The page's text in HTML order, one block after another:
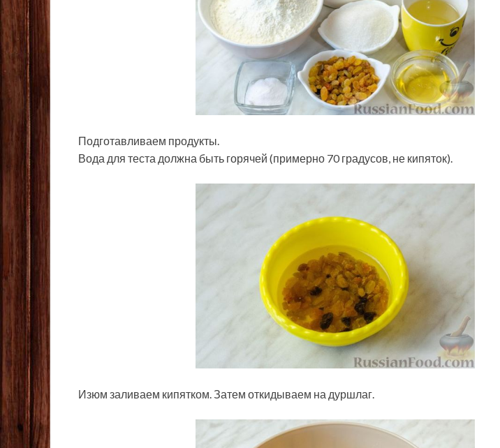
Подготавливаем продукты.
Вода для теста должна быть горячей (примерно 70 градусов, не кипяток).
Изюм заливаем кипятком. Затем откидываем на дуршлаг.